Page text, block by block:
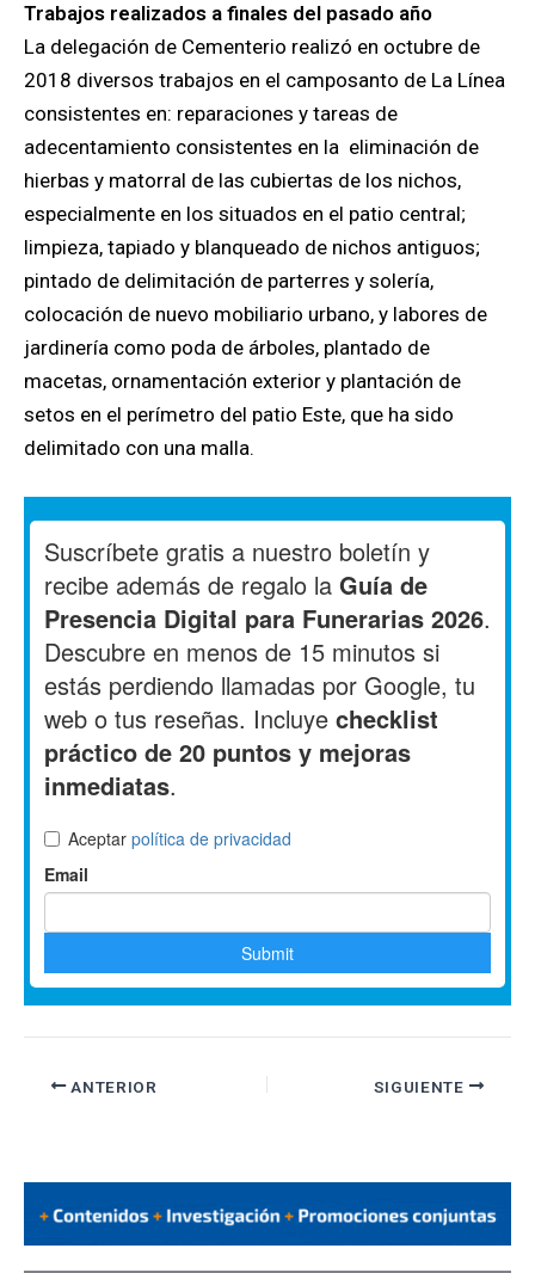
Trabajos realizados a finales del pasado año
La delegación de Cementerio realizó en octubre de
2018 diversos trabajos en el camposanto de La Línea
consistentes en: reparaciones y tareas de
adecentamiento consistentes en la eliminación de
hierbas y matorral de las cubiertas de los nichos,
especialmente en los situados en el patio central;
limpieza, tapiado y blanqueado de nichos antiguos;
pintado de delimitación de parterres y solería,
colocación de nuevo mobiliario urbano, y labores de
jardinería como poda de árboles, plantado de
macetas, ornamentación exterior y plantación de
setos en el perímetro del patio Este, que ha sido
delimitado con una malla.
ANTERIOR SIGUIENTE